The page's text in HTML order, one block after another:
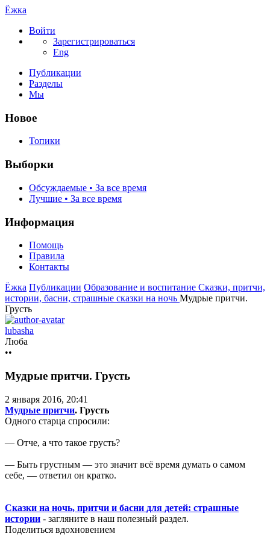
Ёжка
Войти
Зарегистрироваться
Eng
Публикации
Разделы
Мы
Новое
Топики
Выборки
Обсуждаемые • За все время
Лучшие • За все время
Информация
Помощь
Правила
Контакты
Ёжка Публикации Образование и воспитание Сказки, притчи,
истории, басни, страшные сказки на ночь Мудрые притчи.
Грусть
lubasha
Люба
••
Мудрые притчи. Грусть
2 января 2016, 20:41
Мудрые притчи. Грусть
Одного старца спросили:
— Отче, а что такое грусть?
— Быть грустным — это значит всё время думать о самом
себе, — ответил он кратко.
Сказки на ночь, притчи и басни для детей: страшные
истории - загляните в наш полезный раздел.
Поделиться вдохновением